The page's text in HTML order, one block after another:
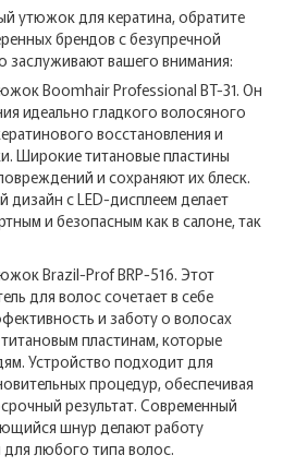
утюжок для кератина, обратите
брендов с безупречной
заслуживают вашего внимания:
Boomhair Professional BT-31. Он
идеально гладкого волосяного
восстановления и
Широкие титановые пластины
и сохраняют их блеск.
дизайн с LED-дисплеем делает
и безопасным как в салоне, так
Brazil-Prof BRP-516. Этот
для волос сочетает в себе
и заботу о волосах
пластинам, которые
Устройство подходит для
процедур, обеспечивая
результат. Современный
шнур делают работу
любого типа волос.